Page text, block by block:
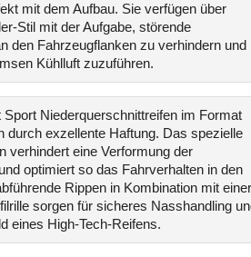
mit dem Aufbau. Sie verfügen über
Stil mit der Aufgabe, störende
den Fahrzeugflanken zu verhindern und
Kühlluft zuzuführen.
Sport Niederquerschnittreifen im Format
durch exzellente Haftung. Das spezielle
verhindert eine Verformung der
optimiert so das Fahrverhalten in den
Rippen in Kombination mit einer
sorgen für sicheres Nasshandling
eines High-Tech-Reifens.